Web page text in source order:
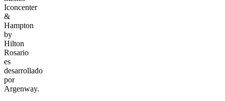
Iconcenter
&
Hampton
by
Hilton
Rosario
es
desarrollado
por
Argenway.